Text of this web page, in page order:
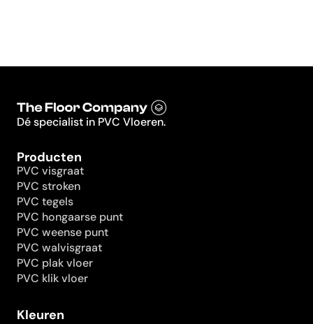
Dé specialist in PVC Vloeren.
Producten
PVC visgraat
PVC stroken
PVC tegels
PVC hongaarse punt
PVC weense punt
PVC walvisgraat
PVC plak vloer
PVC klik vloer
Kleuren